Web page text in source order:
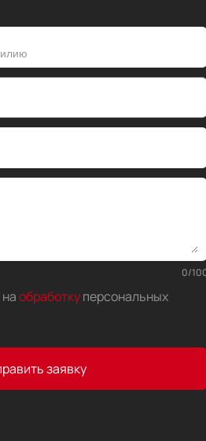
0/
обработкуперсональных
заявку